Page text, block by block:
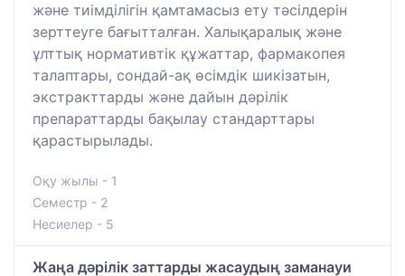
және тиімділігін қамтамасыз ету тәсілдерін
зерттеуге бағытталған. Халықаралық және
ұлттық нормативтік құжаттар, фармакопея
талаптары, сондай-ақ өсімдік шикізатын,
экстракттарды және дайын дәрілік
препараттарды бақылау стандарттары
қарастырылады.
Оқу жылы - 1
Семестр - 2
Несиелер - 5
Жаңа дәрілік заттарды жасаудың заманауи